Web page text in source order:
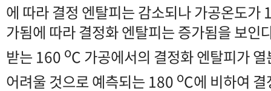
에 따라 결정 엔탈피는 감소되나 가공온도가
가됨에 따라 결정화 엔탈피는 증가됨을 보인
받는 160 oC 가공에서의 결정화 엔탈피가
어려울 것으로 예측되는 180 oC에 비하여